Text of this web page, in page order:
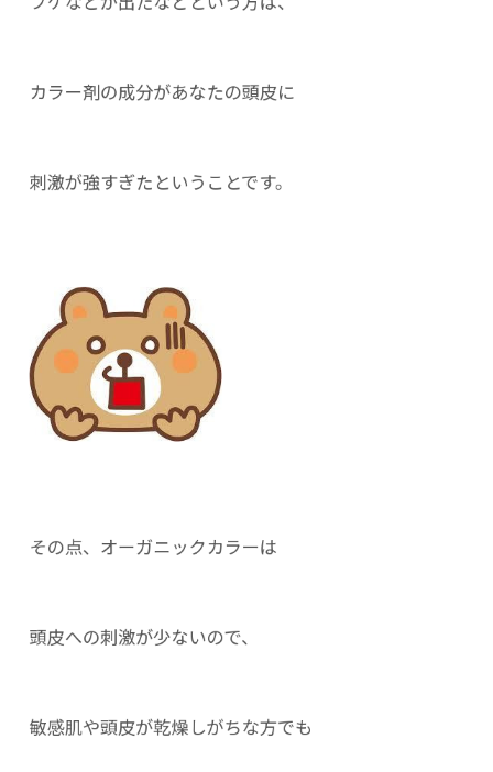
カラー剤の成分があなたの頭皮に
刺激が強すぎたということです。
その点、オーガニックカラーは
頭皮への刺激が少ないので、
敏感肌や頭皮が乾燥しがちな方でも